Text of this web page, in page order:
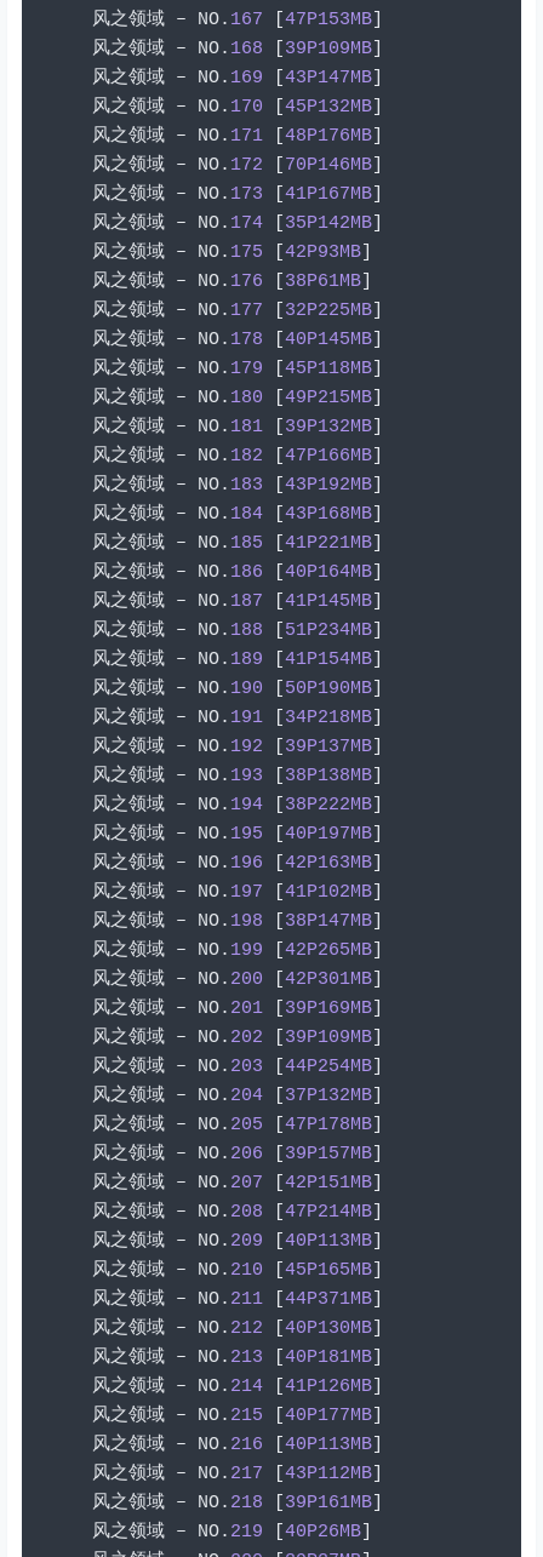
风之领域
– NO. 167 47P153MB]
风之领域
– NO. 168 39P109MB]
风之领域
– NO. 169 43P147MB]
风之领域
– NO. 170 45P132MB]
风之领域
– NO. 171 48P176MB]
风之领域
– NO. 172 70P146MB]
风之领域
– NO. 173 41P167MB]
风之领域
– NO. 174 35P142MB]
风之领域
– NO. 175 42P93MB]
风之领域
– NO. 176 38P61MB]
风之领域
– NO. 177 32P225MB]
风之领域
– NO. 178 40P145MB]
风之领域
– NO. 179 45P118MB]
风之领域
– NO. 180 49P215MB]
风之领域
– NO. 181 39P132MB]
风之领域
– NO. 182 47P166MB]
风之领域
– NO. 183 43P192MB]
风之领域
– NO. 184 43P168MB]
风之领域
– NO. 185 41P221MB]
风之领域
– NO. 186 40P164MB]
风之领域
– NO. 187 41P145MB]
风之领域
– NO. 188 51P234MB]
风之领域
– NO. 189 41P154MB]
风之领域
– NO. 190 50P190MB]
风之领域
– NO. 191 34P218MB]
风之领域
– NO. 192 39P137MB]
风之领域
– NO. 193 38P138MB]
风之领域
– NO. 194 38P222MB]
风之领域
– NO. 195 40P197MB]
风之领域
– NO. 196 42P163MB]
风之领域
– NO. 197 41P102MB]
风之领域
– NO. 198 38P147MB]
风之领域
– NO. 199 42P265MB]
风之领域
– NO. 200 42P301MB]
风之领域
– NO. 201 39P169MB]
风之领域
– NO. 202 39P109MB]
风之领域
– NO. 203 44P254MB]
风之领域
– NO. 204 37P132MB]
风之领域
– NO. 205 47P178MB]
风之领域
– NO. 206 39P157MB]
风之领域
– NO. 207 42P151MB]
风之领域
– NO. 208 47P214MB]
风之领域
– NO. 209 40P113MB]
风之领域
– NO. 210 45P165MB]
风之领域
– NO. 211 44P371MB]
风之领域
– NO. 212 40P130MB]
风之领域
– NO. 213 40P181MB]
风之领域
– NO. 214 41P126MB]
风之领域
– NO. 215 40P177MB]
风之领域
– NO. 216 40P113MB]
风之领域
– NO. 217 43P112MB]
风之领域
– NO. 218 39P161MB]
风之领域
– NO. 219 40P26MB]